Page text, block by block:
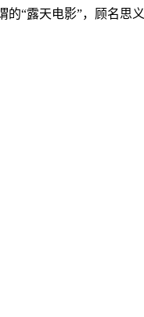
“露天电影”，顾名思义